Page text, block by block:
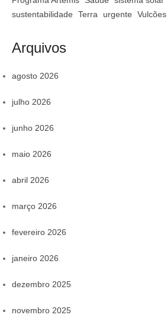
sustentabilidade
Terra urgente Vulcões
Arquivos
agosto 2026
julho 2026
junho 2026
maio 2026
abril 2026
março 2026
fevereiro 2026
janeiro 2026
dezembro 2025
novembro 2025